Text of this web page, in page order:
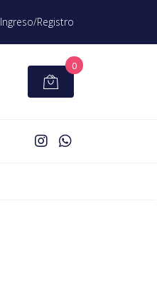
Ingreso/Registro
0